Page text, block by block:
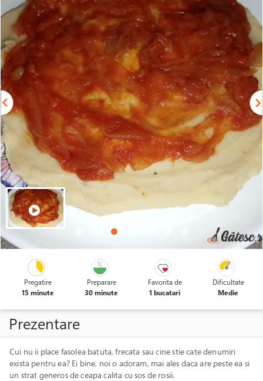
Pregatire
15 minute
Preparare
30 minute
Favorita de
1 bucatari
Dificultate
Medie
Prezentare
Cui nu ii place fasolea batuta, frecata sau cine stie cate denumiri
exista pentru ea? Ei bine, noi o adoram, mai ales daca are peste ea si
un strat generos de ceapa calita cu sos de rosii.